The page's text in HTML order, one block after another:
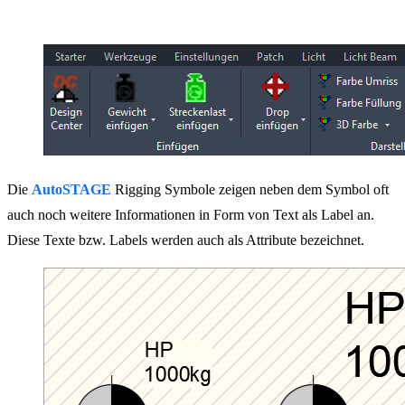
Die AutoSTAGE Rigging Symbole zeigen neben dem Symbol oft
auch noch weitere Informationen in Form von Text als Label an.
Diese Texte bzw. Labels werden auch als Attribute bezeichnet.